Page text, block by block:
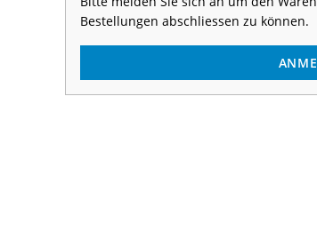
Bestellungen abschliessen zu können.